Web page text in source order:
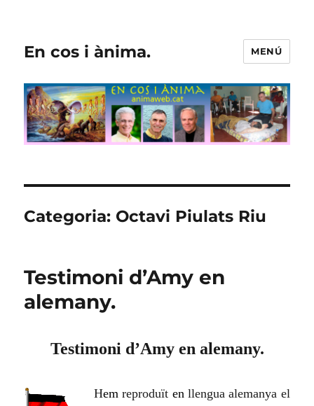
En cos i ànima. MENÚ
Categoria: Octavi Piulats Riu
Testimoni d’Amy en
alemany.
Testimoni d’Amy en alemany.
Hemreproduït enllengua alemanya el